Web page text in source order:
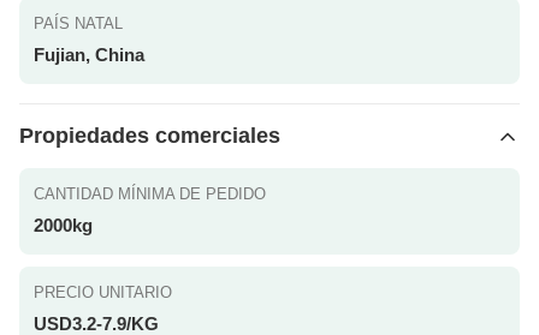
PAÍS NATAL
Fujian, China
Propiedades comerciales
CANTIDAD MÍNIMA DE PEDIDO
2000kg
PRECIO UNITARIO
USD3.2-7.9/KG